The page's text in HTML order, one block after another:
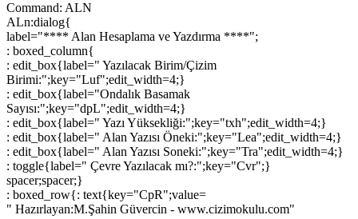
Command: ALN
ALn:dialog{
label="**** Alan Hesaplama ve Yazdırma ****";
: boxed_column{
: edit_box{label=" Yazılacak Birim/Çizim
Birimi:";key="Luf";edit_width=4;}
: edit_box{label="Ondalık Basamak
Sayısı:";key="dpL";edit_width=4;}
: edit_box{label=" Yazı Yüksekliği:";key="txh";edit_width=4;}
: edit_box{label=" Alan Yazısı Öneki:";key="Lea";edit_width=4;}
: edit_box{label=" Alan Yazısı Soneki:";key="Tra";edit_width=4;}
: toggle{label=" Çevre Yazılacak mı?:";key="Cvr";}
spacer;spacer;}
: boxed_row{: text{key="CpR";value=
" Hazırlayan:M.Şahin Güvercin - www.cizimokulu.com"